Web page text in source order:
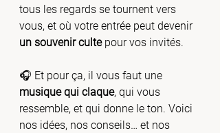
tous les regards se tournent vers
vous, et où votre entrée peut devenir
un souvenir culte pour vos invités.
🎧 Et pour ça, il vous faut une
musique qui claque, qui vous
ressemble, et qui donne le ton. Voici
nos idées, nos conseils… et nos